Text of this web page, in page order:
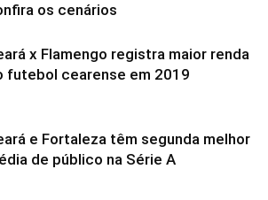
os cenários
x Flamengo registra maior renda
futebol cearense em 2019
e Fortaleza têm segunda melhor
de público na Série A